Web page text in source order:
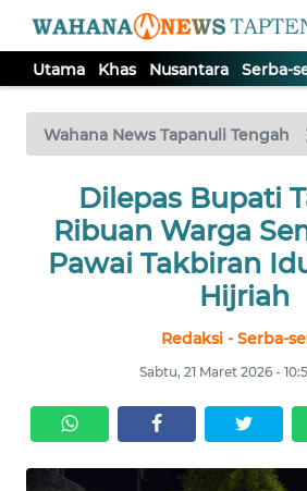
Utama Khas Nusantara Serba-
Wahana News Tapanuli Tengah
Dilepas Bupati
Ribuan Warga
Pawai Takbiran
Hijriah
Redaksi - Serba-
Sabtu, 21 Maret 2026 -
TV
Tutup
UTAMA
KHAS
SERBI
OPINI